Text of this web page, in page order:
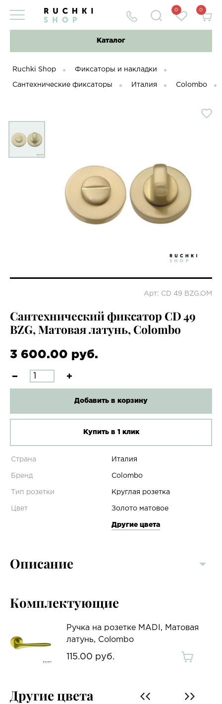
0 0
Каталог
Ruchki Shop Фиксаторы и накладки
Сантехнические фиксаторы Италия Colombo
Арт: CD 49 BZG.OM
Сантехнический фиксатор CD 49
BZG, Матовая латунь, Colombo
3 600.00 руб.
Добавить в корзину
Купить в 1 клик
Страна Италия
Бренд Colombo
Тип розетки Круглая розетка
Цвет Золото матовое
Другие цвета
Описание
Комплектующие
Ручка на розетке MADI, Матовая
латунь, Colombo
115.00 руб.
Другие цвета